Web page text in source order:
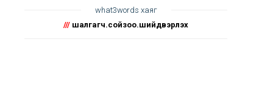
what3words хаяг
/// шалгагч.сойзоо.шийдвэрлэх